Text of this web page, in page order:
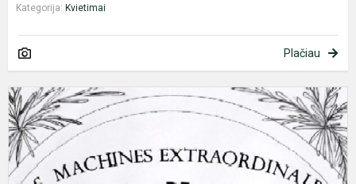
Kategorija: Kvietimai
Plačiau